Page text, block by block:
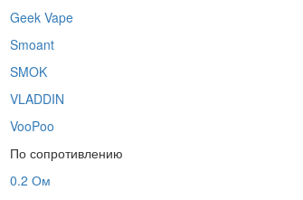
Geek Vape
Smoant
SMOK
VLADDIN
VooPoo
По сопротивлению
0.2 Ом